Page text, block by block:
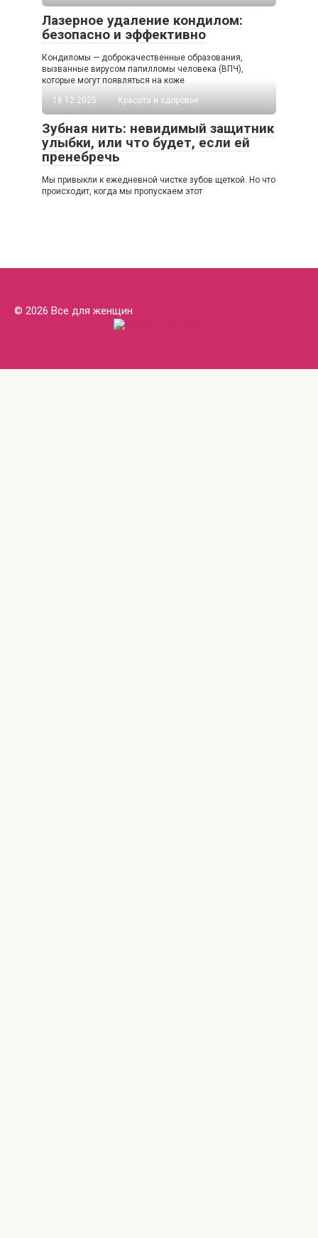
Лазерное удаление кондилом:
безопасно и эффективно
Кондиломы — доброкачественные образования,
вызванные вирусом папилломы человека (ВПЧ),
которые могут появляться на коже
18.12.2025
Красота и здоровье
Зубная нить: невидимый защитник
улыбки, или что будет, если ей
пренебречь
Мы привыкли к ежедневной чистке зубов щеткой. Но что
происходит, когда мы пропускаем этот
© 2026 Все для женщин